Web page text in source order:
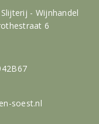
- Wijnhandel
6
soest.nl